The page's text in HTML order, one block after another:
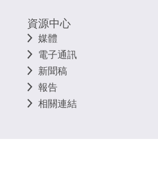
資源中心
媒體
電子通訊
新聞稿
報告
相關連結